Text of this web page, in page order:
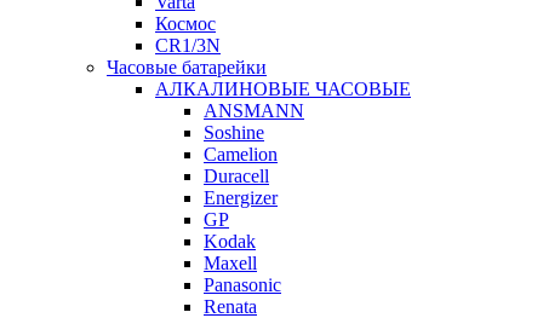
Космос
CR1/3N
Часовые батарейки
АЛКАЛИНОВЫЕ ЧАСОВЫЕ
ANSMANN
Soshine
Camelion
Duracell
Energizer
GP
Kodak
Maxell
Panasonic
Renata